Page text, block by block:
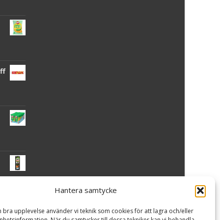
Hantera samtycke
bra upplevelse använder vi teknik som cookies för att lagra och/eller